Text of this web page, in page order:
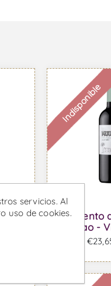
Indisponible
Convento
Sousao -
Desde
servicios. Al
uso de cookies.